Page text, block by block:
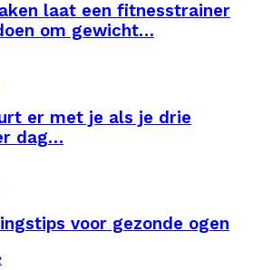
laat een fitnesstrainer
om gewicht…
er met je als je drie
dag…
voor gezonde ogen